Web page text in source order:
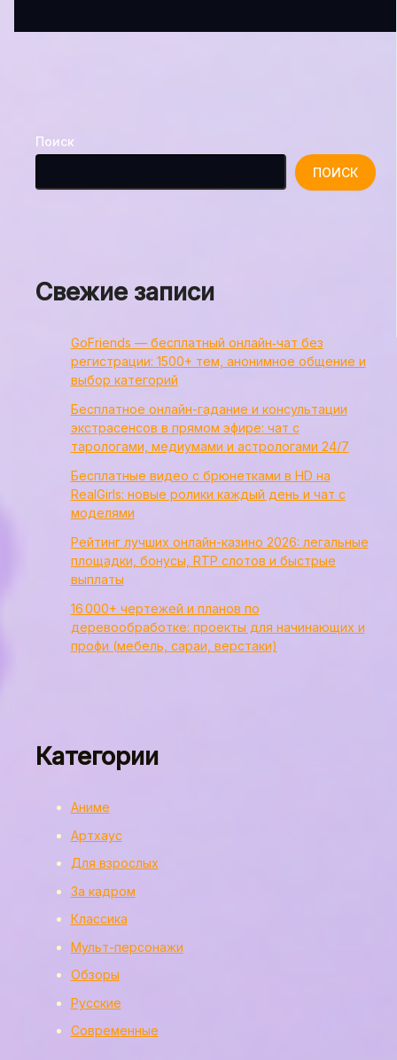
Поиск
ПОИСК
Свежие записи
GoFriends — бесплатный онлайн‑чат без
регистрации: 1500+ тем, анонимное общение и
выбор категорий
Бесплатное онлайн-гадание и консультации
экстрасенсов в прямом эфире: чат с
тарологами, медиумами и астрологами 24/7
Бесплатные видео с брюнетками в HD на
RealGirls: новые ролики каждый день и чат с
моделями
Рейтинг лучших онлайн-казино 2026: легальные
площадки, бонусы, RTP слотов и быстрые
выплаты
16 000+ чертежей и планов по
деревообработке: проекты для начинающих и
профи (мебель, сараи, верстаки)
Категории
Аниме
Артхаус
Для взрослых
За кадром
Классика
Мульт-персонажи
Обзоры
Русские
Современные